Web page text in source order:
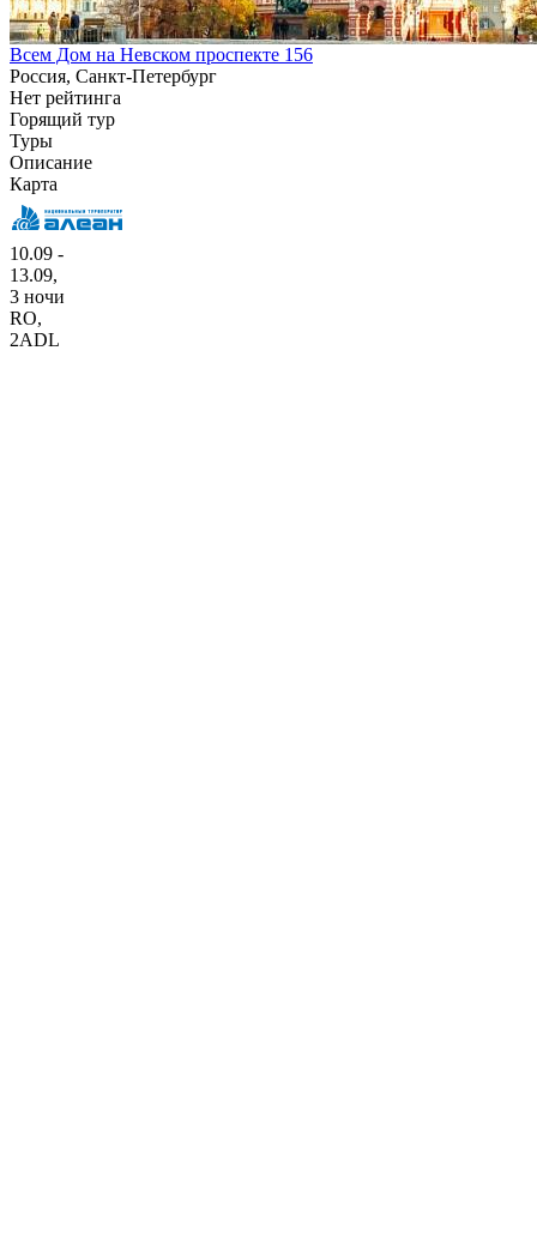
Всем Дом на Невском проспекте 156
Россия, Санкт-Петербург
Нет рейтинга
Горящий тур
Туры
Описание
Карта
10.09 -
13.09,
3 ночи
RO,
2ADL